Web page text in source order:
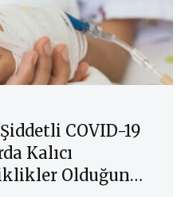
COVID-19
Kalıcı
Olduğunu